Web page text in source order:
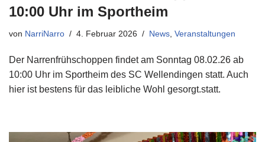
10:00 Uhr im Sportheim
von NarriNarro 4. Februar 2026 News, Veranstaltungen
Der Narrenfrühschoppen findet am Sonntag 08.02.26 ab
10:00 Uhr im Sportheim des SC Wellendingen statt. Auch
hier ist bestens für das leibliche Wohl gesorgt.statt.